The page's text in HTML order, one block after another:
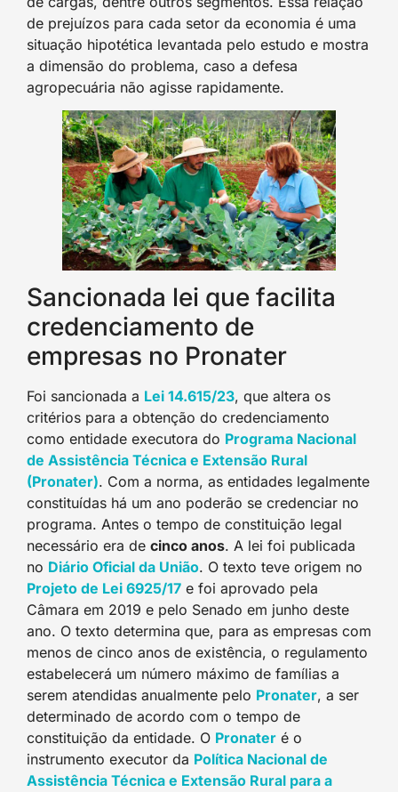
de prejuízos para cada setor da economia é uma
situação hipotética levantada pelo estudo e mostra
a dimensão do problema, caso a defesa
agropecuária não agisse rapidamente.
Sancionada lei que facilita
credenciamento de
empresas no Pronater
Foi sancionada a Lei 14.615/23, que altera os
critérios para a obtenção do credenciamento
como entidade executora do Programa Nacional
de Assistência Técnica e Extensão Rural
(Pronater). Com a norma, as entidades legalmente
constituídas há um ano poderão se credenciar no
programa. Antes o tempo de constituição legal
necessário era de cinco anos. A lei foi publicada
no Diário Oficial da União. O texto teve origem no
Projeto de Lei 6925/17 e foi aprovado pela
Câmara em 2019 e pelo Senado em junho deste
ano. O texto determina que, para as empresas com
menos de cinco anos de existência, o regulamento
estabelecerá um número máximo de famílias a
serem atendidas anualmente pelo Pronater, a ser
determinado de acordo com o tempo de
constituição da entidade. O Pronater é o
instrumento executor da Política Nacional de
Assistência Técnica e Extensão Rural para a